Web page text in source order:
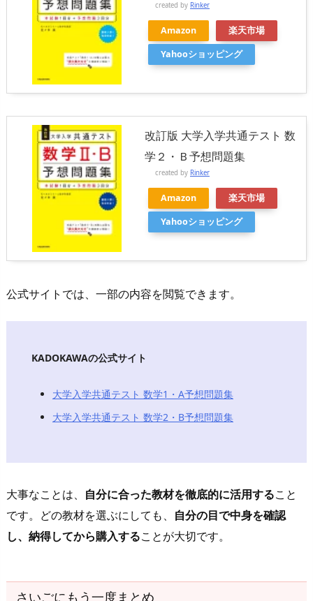
created by Rinker
Amazon
楽天市場
Yahooショッピング
改訂版 大学入学共通テスト 数
学２・Ｂ予想問題集
created by Rinker
Amazon
楽天市場
Yahooショッピング
公式サイトでは、一部の内容を閲覧できます。
KADOKAWAの公式サイト
大学入学共通テスト 数学1・A予想問題集
大学入学共通テスト 数学2・B予想問題集
大事なことは、 自分に合った教材を徹底的に活用すること
です。どの教材を選ぶにしても、 自分の目で中身を確認
し、納得してから購入することが大切です。
さいごにもう一度まとめ